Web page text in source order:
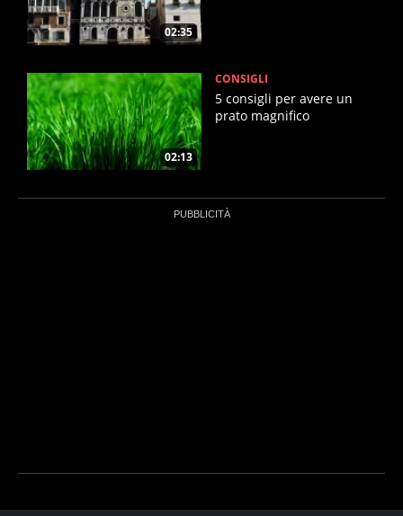
02:35
02:13
CONSIGLI
5 consigli per avere un
prato magnifico